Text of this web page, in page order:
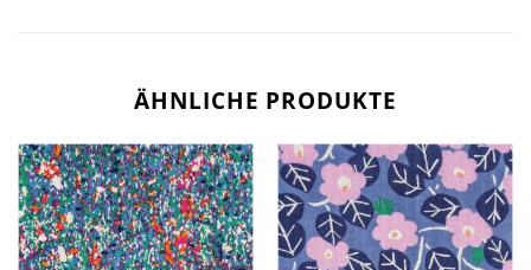
ÄHNLICHE PRODUKTE